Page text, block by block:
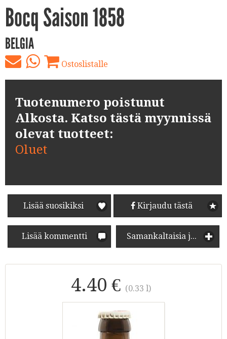
Bocq Saison 1858
BELGIA
Ostoslistalle
Tuotenumero poistunut
Alkosta. Katso tästä myynnissä
olevat tuotteet:
Oluet
Lisää suosikiksi Kirjaudu tästä
Lisää kommentti Samankaltaisia juomia
4.40 € (0.33 l)